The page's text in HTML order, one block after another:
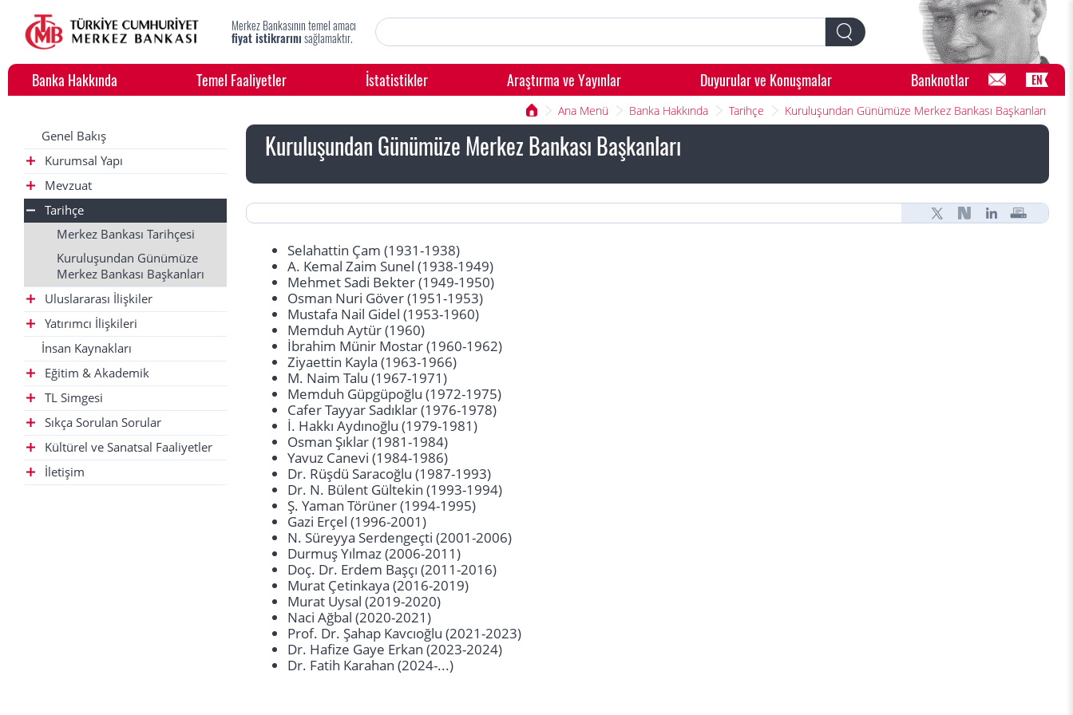
Merkez Bankasının temel amacı
fiyat istikrarınısağlamaktır.
Banka Hakkında Temel Faaliyetler İstatistikler Araştırma ve Yayınlar Duyurular ve Konuşmalar Banknotlar EN
Ana Menü Banka Hakkında Tarihçe Kuruluşundan Günümüze Merkez Bankası Başkanları
Genel Bakış
Kurumsal Yapı
Mevzuat
Tarihçe
Merkez Bankası Tarihçesi
Kuruluşundan Günümüze
Merkez Bankası Başkanları
Uluslararası İlişkiler
Yatırımcı İlişkileri
İnsan Kaynakları
Eğitim & Akademik
TL Simgesi
Sıkça Sorulan Sorular
Kültürel ve Sanatsal Faaliyetler
İletişim
Kuruluşundan Günümüze Merkez Bankası Başkanları
Selahattin Çam (1931-1938)
A. Kemal Zaim Sunel (1938-1949)
Mehmet Sadi Bekter (1949-1950)
Osman Nuri Göver (1951-1953)
Mustafa Nail Gidel (1953-1960)
Memduh Aytür (1960)
İbrahim Münir Mostar (1960-1962)
Ziyaettin Kayla (1963-1966)
M. Naim Talu (1967-1971)
Memduh Güpgüpoğlu (1972-1975)
Cafer Tayyar Sadıklar (1976-1978)
İ. Hakkı Aydınoğlu (1979-1981)
Osman Şıklar (1981-1984)
Yavuz Canevi (1984-1986)
Dr. Rüşdü Saracoğlu (1987-1993)
Dr. N. Bülent Gültekin (1993-1994)
Ş. Yaman Törüner (1994-1995)
Gazi Erçel (1996-2001)
N. Süreyya Serdengeçti (2001-2006)
Durmuş Yılmaz (2006-2011)
Doç. Dr. Erdem Başçı (2011-2016)
Murat Çetinkaya (2016-2019)
Murat Uysal (2019-2020)
Naci Ağbal (2020-2021)
Prof. Dr. Şahap Kavcıoğlu (2021-2023)
Dr. Hafize Gaye Erkan (2023-2024)
Dr. Fatih Karahan (2024-...)